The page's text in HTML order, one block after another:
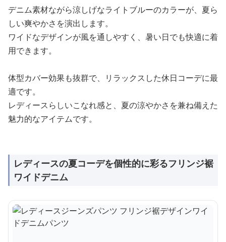
デニム素材ながら涼しげなライトブルーのカラーが、夏ら
しい爽やかさを演出します。
ワイドなデザインが風を通しやすく、暑い日でも快適に着
用できます。
体型カバー効果も抜群で、リラックスした休日コーデに最
適です。
レディースらしいこなれ感と、夏の涼やかさを兼ね備えた
魅力的なアイテムです。
レディースの夏コーデを個性的に彩るフリンジ裾
ワイドデニム